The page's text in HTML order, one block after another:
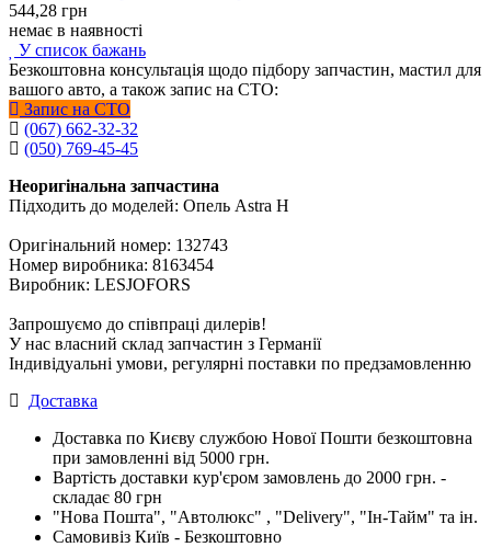
544,28 грн
немає в наявності
У список бажань
Безкоштовна консультація щодо підбору запчастин, мастил для
вашого авто, а також запис на СТО:
Запис на СТО
(067) 662-32-32
(050) 769-45-45
Неоригінальна запчастина
Підходить до моделей: Опель Astra H
Оригінальний номер: 132743
Номер виробника: 8163454
Виробник: LESJOFORS
Запрошуємо до співпраці дилерів!
У нас власний склад запчастин з Германії
Індивідуальні умови, регулярні поставки по предзамовленню
Доставка
Доставка по Києву службою Нової Пошти безкоштовна
при замовленні від 5000 грн.
Вартість доставки кур'єром замовлень до 2000 грн. -
складає 80 грн
"Нова Пошта", "Автолюкс" , "Delivery", "Iн-Тайм" та ін.
Самовивіз Київ - Безкоштовно